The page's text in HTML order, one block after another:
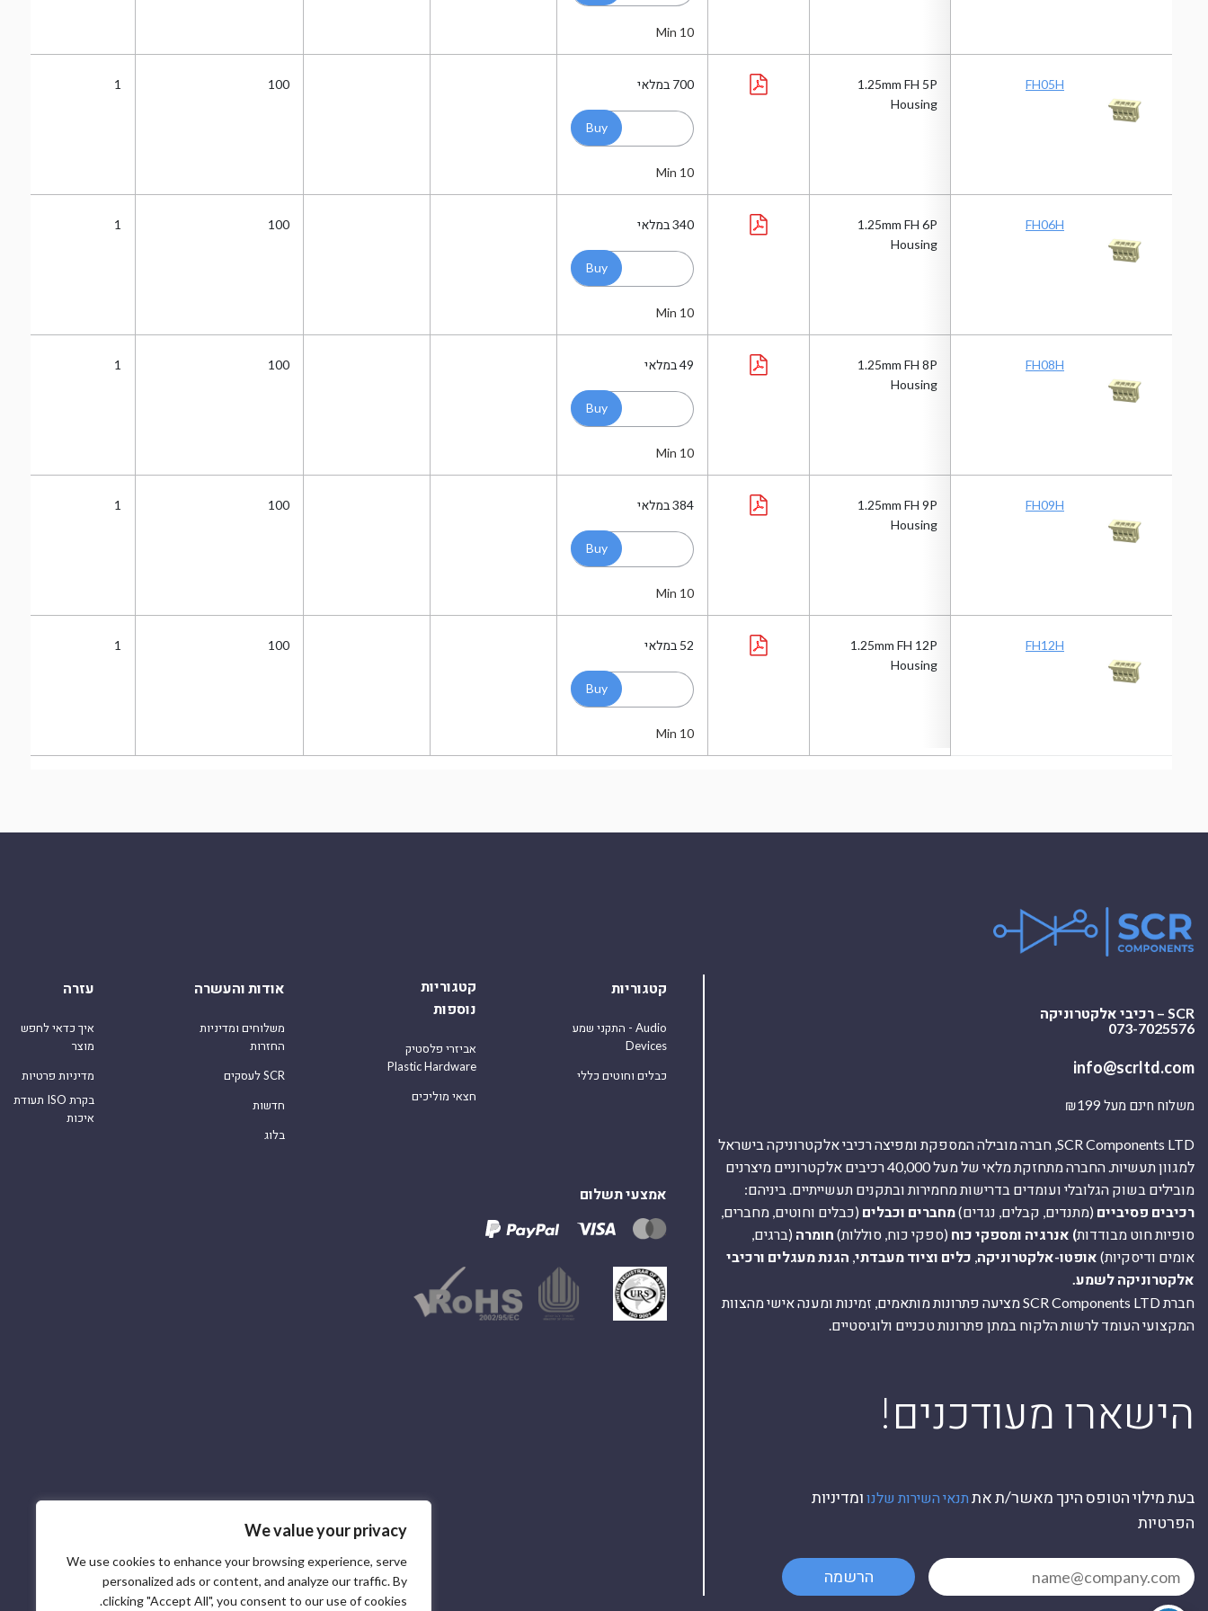
We value your privacy
We use cookies to enhance your browsing experience, serve
personalized ads or content, and analyze our traffic. By
clicking "Accept All", you consent to our use of cookies.
Min 10
FH05H
1.25mm FH 5P
Housing
700 במלאי
Min 10
100
1
FH06H
1.25mm FH 6P
Housing
340 במלאי
Min 10
100
1
FH08H
1.25mm FH 8P
Housing
49 במלאי
Min 10
100
1
FH09H
1.25mm FH 9P
Housing
384 במלאי
Min 10
100
1
FH12H
1.25mm FH 12P
Housing
52 במלאי
Min 10
100
1
SCR – רכיבי אלקטרוניקה
073-7025576
info@scrltd.com
משלוח חינם מעל ₪199
SCR Components LTD, חברה מובילה המספקת ומפיצה רכיבי אלקטרוניקה בישראל
למגוון תעשיות. החברה מתחזקת מלאי של מעל 40,000 רכיבים אלקטרוניים מיצרנים
מובילים בשוק הגלובלי ועומדים בדרישות מחמירות ובתקנים תעשייתיים. ביניהם:
רכיבים פסיביים (מתנדים, קבלים, נגדים)מחברים וכבלים (כבלים וחוטים, מחברים,
סופיות חוט מבודדות) אנרגיה ומספקי כוח (ספקי כוח, סוללות) חומרה (ברגים,
אומים ודיסקיות) אופטו-אלקטרוניקה, כלים וציוד מעבדתי, הגנת מעגלים ורכיבי
אלקטרוניקה לשמע.
חברת SCR Components LTD מציעה פתרונות מותאמים, זמינות ומענה אישי מהצוות
המקצועי העומד לרשות הלקוח במתן פתרונות טכניים ולוגיסטיים.
!הישארו מעודכנים
בעת מילוי הטופס הינך מאשר/ת את תנאי השירות שלנו ומדיניות
הפרטיות
הרשמה
קטגוריות
התקני שמע - Audio
Devices
כבלים וחוטים כללי
קטגוריות
נוספות
אביזרי פלסטיק
Plastic Hardware
חצאי מוליכים
אודות והעשרה
משלוחים ומדיניות
החזרות
לעסקים SCR
חדשות
בלוג
עזרה
איך כדאי לחפש
מוצר
מדיניות פרטיות
תעודת ISO בקרת
איכות
אמצעי תשלום